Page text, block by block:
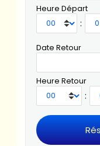
Heure Départ
:
Date Retour
Heure Retour
: